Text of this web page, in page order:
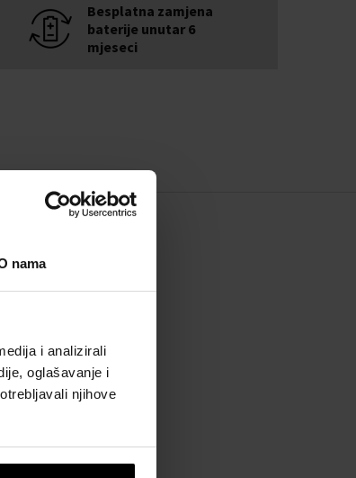
nama
i analizirali
oglašavanje i
njihove
Besplatna zamjena
baterije unutar 6
mjeseci